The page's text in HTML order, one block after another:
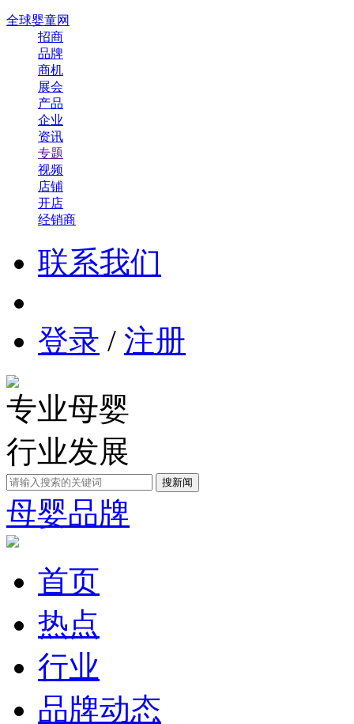
全球婴童网
招商
品牌
商机
展会
产品
企业
资讯
专题
视频
店铺
开店
经销商
联系我们
登录 / 注册
专业母婴
行业发展
母婴品牌
首页
热点
行业
品牌动态